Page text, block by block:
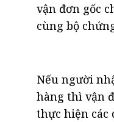
vận đơn gốc
cùng bộ
Nếu người
hàng thì vận
thực hiện các